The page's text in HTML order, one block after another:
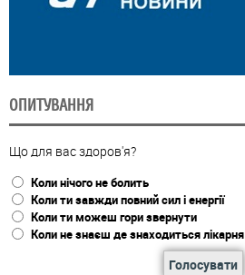
ОПИТУВАННЯ
Що для вас здоров'я?
Коли нічого не болить
Коли ти завжди повний сил і енергії
Коли ти можеш гори звернути
Коли не знаєш де знаходиться лікарня
Голосувати